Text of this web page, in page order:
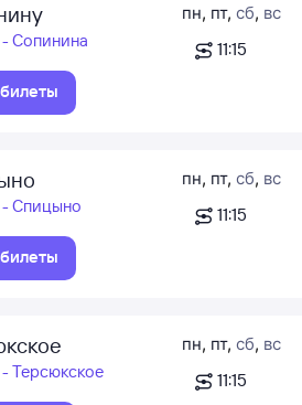
Сопинина
пн, пт, сб, вс
11:15
Спицыно
пн, пт, сб, вс
11:15
Терсюкское
пн, пт, сб, вс
11:15